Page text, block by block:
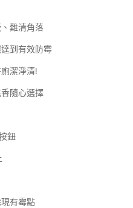
難清角落
到有效防霉
潔淨清!
隨心選擇
鈕
有霉點